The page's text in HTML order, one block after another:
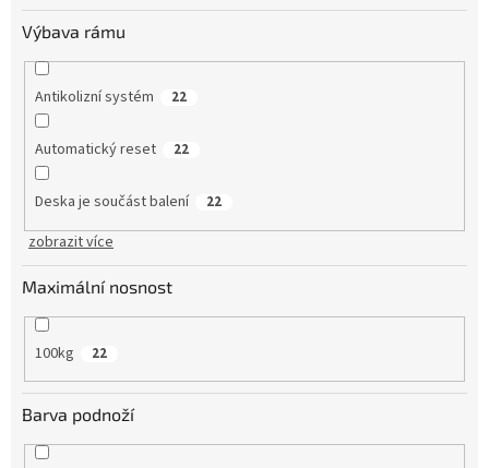
Výbava rámu
Antikolizní systém 22
Automatický reset 22
Deska je součást balení 22
zobrazit více
Maximální nosnost
100kg 22
Barva podnoží